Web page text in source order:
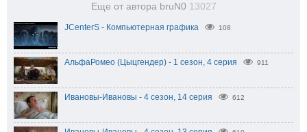
Еще от автора bruN0 13027
JCenterS - Компьютерная графика 108
АльфаРомео (Цыцгендер) - 1 сезон, 4 серия 911
Ивановы-Ивановы - 4 сезон, 14 серия 612